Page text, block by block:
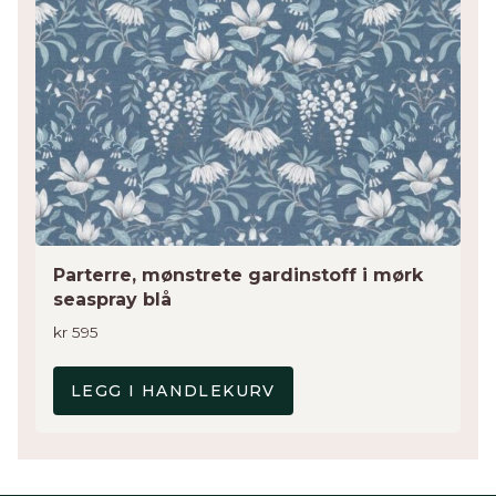
Parterre, mønstrete gardinstoff i mørk
seaspray blå
kr 595
LEGG I HANDLEKURV